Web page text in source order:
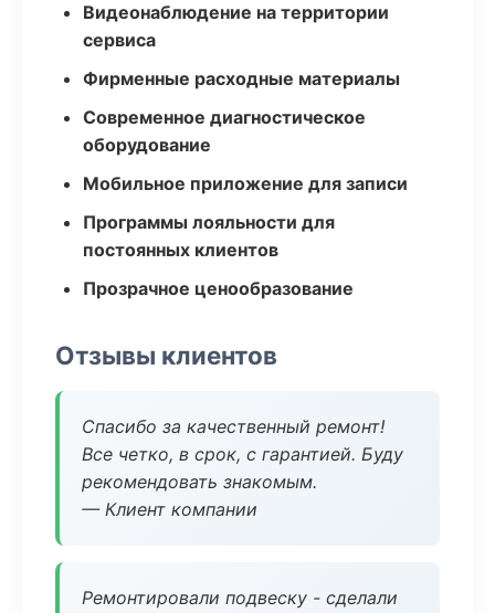
Видеонаблюдение на территории
сервиса
Фирменные расходные материалы
Современное диагностическое
оборудование
Мобильное приложение для записи
Программы лояльности для
постоянных клиентов
Прозрачное ценообразование
Отзывы клиентов
Спасибо за качественный ремонт!
Все четко, в срок, с гарантией. Буду
рекомендовать знакомым.
— Клиент компании
Ремонтировали подвеску - сделали